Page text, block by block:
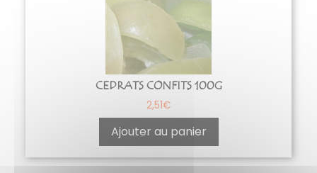
CEDRATS CONFITS 100G
2,51€
Ajouter au panier